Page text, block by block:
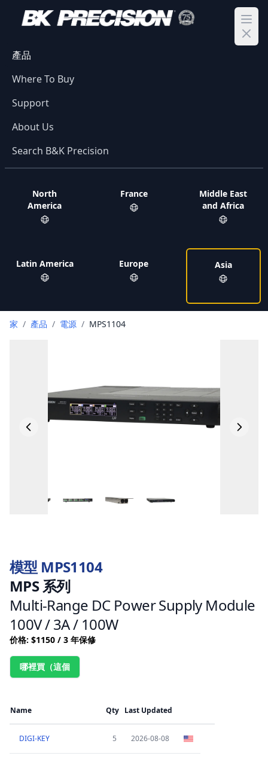
產品
Where To Buy
Support
About Us
Search B&K Precision
North
America
Latin America
France
Europe
Middle East
and Africa
Asia
家 / 產品 / 電源 / MPS1104
模型 MPS1104
MPS 系列
Multi-Range DC Power Supply Module
100V / 3A / 100W
价格: $1150 / 3 年保修
哪裡買（這個
Name Qty Last Updated
DIGI-KEY 5 2026-08-08